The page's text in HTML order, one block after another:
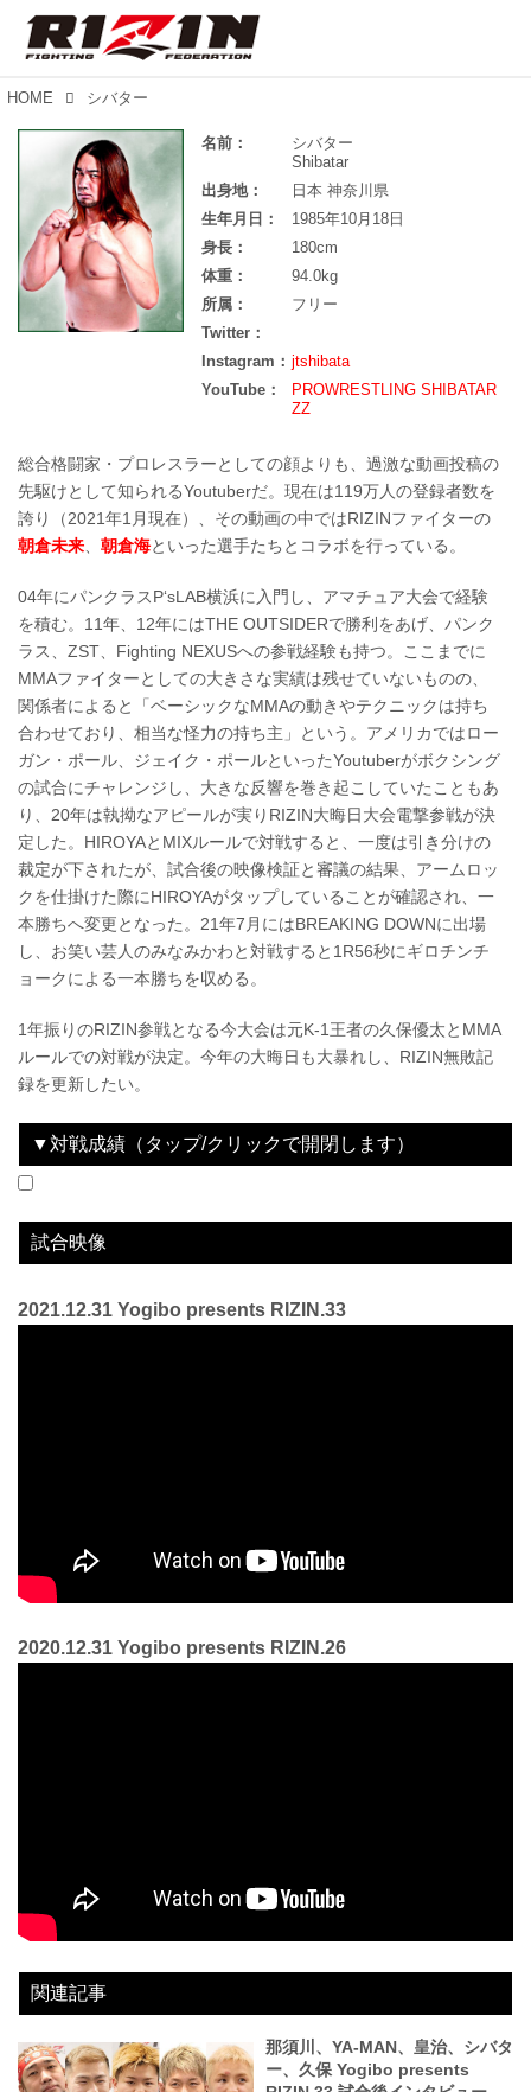
HOME シバター
名前：
シバター
Shibatar
出身地：
日本 神奈川県
生年月日：
1985年10月18日
身長：
180cm
体重：
94.0kg
所属：
フリー
Twitter：
Instagram： jtshibata
YouTube：
PROWRESTLING SHIBATAR
ZZ
総合格闘家・プロレスラーとしての顔よりも、過激な動画投稿の
先駆けとして知られるYoutuberだ。現在は119万人の登録者数を
誇り（2021年1月現在）、その動画の中ではRIZINファイターの
朝倉未来
朝倉海といった選手たちとコラボを行っている。
04年にパンクラスP‘sLAB横浜に入門し、アマチュア大会で経験
を積む。11年、12年にはTHE OUTSIDERで勝利をあげ、パンク
ラス、ZST、Fighting NEXUSへの参戦経験も持つ。ここまでに
MMAファイターとしての大きさな実績は残せていないものの、
関係者によると「ベーシックなMMAの動きやテクニックは持ち
合わせており、相当な怪力の持ち主」という。アメリカではロー
ガン・ポール、ジェイク・ポールといったYoutuberがボクシング
の試合にチャレンジし、大きな反響を巻き起こしていたこともあ
り、20年は執拗なアピールが実りRIZIN大晦日大会電撃参戦が決
定した。HIROYAとMIXルールで対戦すると、一度は引き分けの
裁定が下されたが、試合後の映像検証と審議の結果、アームロッ
クを仕掛けた際にHIROYAがタップしていることが確認され、一
本勝ちへ変更となった。21年7月にはBREAKING DOWNに出場
し、お笑い芸人のみなみかわと対戦すると1R56秒にギロチンチ
ョークによる一本勝ちを収める。
1年振りのRIZIN参戦となる今大会は元K-1王者の久保優太とMMA
ルールでの対戦が決定。今年の大晦日も大暴れし、RIZIN無敗記
録を更新したい。
▼対戦成績（タップ/クリックで開閉します）
試合映像
2021.12.31 Yogibo presents RIZIN.33
2020.12.31 Yogibo presents RIZIN.26
関連記事
那須川、YA-MAN、皇治、シバタ
ー、久保 Yogibo presents